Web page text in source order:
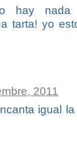
hay nada
tarta! yo
2011
igual